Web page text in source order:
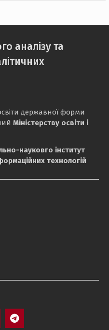
аналізу та
державної форми
Міністерству освіти і
науковго інститут
технологій